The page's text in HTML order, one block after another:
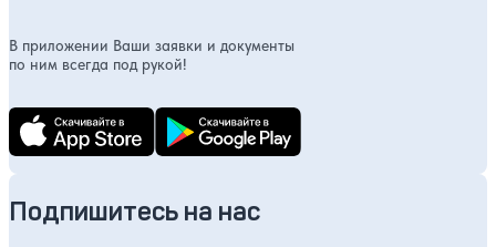
В приложении Ваши заявки и документы
по ним всегда под рукой!
Подпишитесь на нас